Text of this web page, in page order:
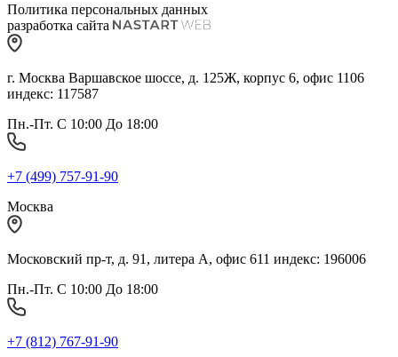
Политика персональных данных
разработка сайта
г. Москва Варшавское шоссе, д. 125Ж, корпус 6, офис 1106
индекс: 117587
Пн.-Пт. С 10:00 До 18:00
+7 (499) 757-91-90
Москва
Московский пр-т, д. 91, литера А, офис 611 индекс: 196006
Пн.-Пт. С 10:00 До 18:00
+7 (812) 767-91-90